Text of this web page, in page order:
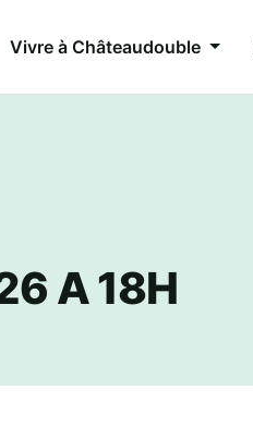
Vivre à Châteaudouble
A 18H